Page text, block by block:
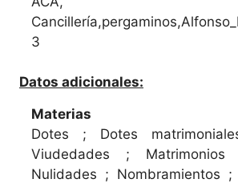
3
Datos adicionales:
Materias
Dotes ; Dotes
Viudedades ;
Nulidades ; Nombramientos ;